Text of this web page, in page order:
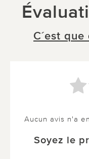
C´est
Aucun avis n'a
Soyez le